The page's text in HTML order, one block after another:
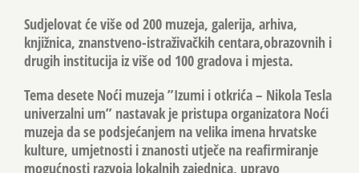
Sudjelovat će više od 200 muzeja, galerija, arhiva,
knjižnica, znanstveno-istraživačkih centara,obrazovnih i
drugih institucija iz više od 100 gradova i mjesta.
Tema desete Noći muzeja ”Izumi i otkrića – Nikola Tesla
univerzalni um” nastavak je pristupa organizatora Noći
muzeja da se podsjećanjem na velika imena hrvatske
kulture, umjetnosti i znanosti utječe na reafirmiranje
mogućnosti razvoja lokalnih zajednica, upravo